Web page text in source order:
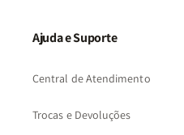
Ajuda e Suporte
Central de Atendimento
Trocas e Devoluções